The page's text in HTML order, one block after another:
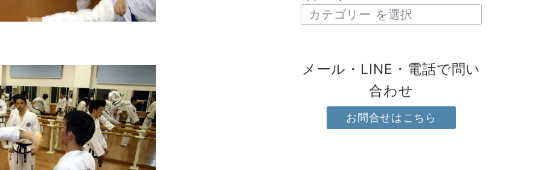
メール・LINE・電話で問い
合わせ
お問合せはこちら